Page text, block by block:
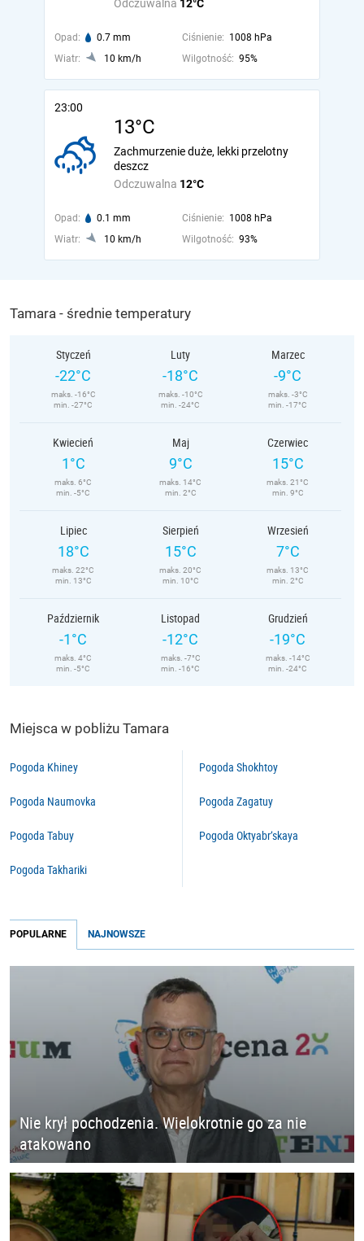
Odczuwalna 12°C
Opad: 0.7 mm Ciśnienie: 1008 hPa
Wiatr:
10 km/h Wilgotność: 95%
23:00
13°C
Odczuwalna 12°C
Zachmurzenie duże, lekki przelotny
deszcz
Opad: 0.1 mm Ciśnienie: 1008 hPa
Wiatr:
10 km/h Wilgotność: 93%
Tamara - średnie temperatury
Styczeń
-22°C
maks. -16°C
min. -27°C
Luty
-18°C
maks. -10°C
min. -24°C
Marzec
-9°C
maks. -3°C
min. -17°C
Kwiecień
1°C
maks. 6°C
min. -5°C
Maj
9°C
maks. 14°C
min. 2°C
Czerwiec
15°C
maks. 21°C
min. 9°C
Lipiec
18°C
maks. 22°C
min. 13°C
Sierpień
15°C
maks. 20°C
min. 10°C
Wrzesień
7°C
maks. 13°C
min. 2°C
Październik
-1°C
maks. 4°C
min. -5°C
Listopad
-12°C
maks. -7°C
min. -16°C
Grudzień
-19°C
maks. -14°C
min. -24°C
Miejsca w pobliżu Tamara
Pogoda Khiney
Pogoda Naumovka
Pogoda Tabuy
Pogoda Takhariki
Pogoda Shokhtoy
Pogoda Zagatuy
Pogoda Oktyabr’skaya
POPULARNE NAJNOWSZE
Nie krył pochodzenia. Wielokrotnie go za nie
atakowano